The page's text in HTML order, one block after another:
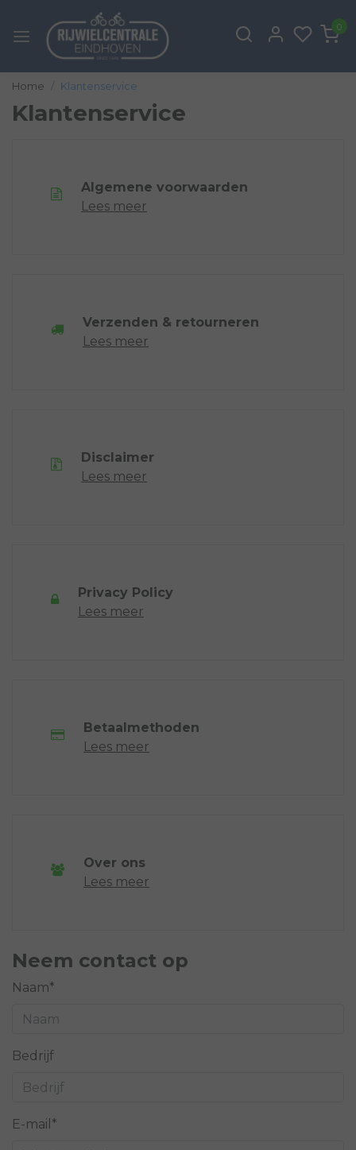
0
Home Klantenservice
Klantenservice
Algemene voorwaarden
Lees meer
Verzenden & retourneren
Lees meer
Disclaimer
Lees meer
Privacy Policy
Lees meer
Betaalmethoden
Lees meer
Over ons
Lees meer
Neem contact op
Naam*
Bedrijf
E-mail*